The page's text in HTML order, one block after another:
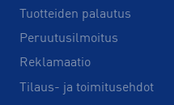
Tuotteiden palautus
Peruutusilmoitus
Reklamaatio
Tilaus- ja toimitusehdot